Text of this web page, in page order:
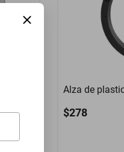
EX-
Alza de
$278